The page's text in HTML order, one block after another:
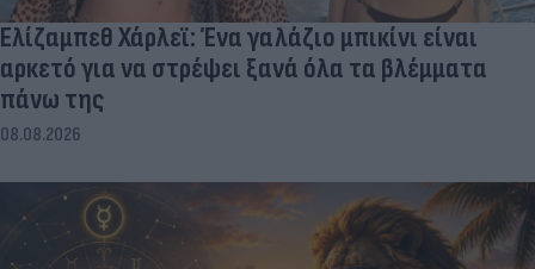
Ελίζαμπεθ Χάρλεϊ: Ένα γαλάζιο μπικίνι είναι
αρκετό για να στρέψει ξανά όλα τα βλέμματα
πάνω της
08.08.2026